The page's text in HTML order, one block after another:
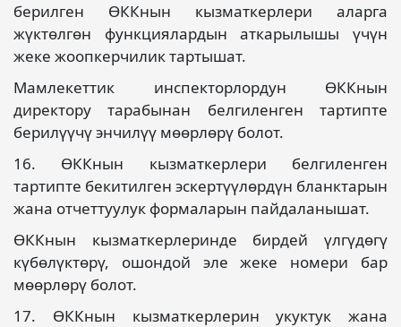
берилген ӨККнын кызматкерлери аларга
жүктөлгөн функциялардын аткарылышы үчүн
жеке жоопкерчилик тартышат.
Мамлекеттик инспекторлордун ӨККнын
директору тарабынан белгиленген тартипте
берилүүчү энчилүү мөөрлөрү болот.
16. ӨККнын кызматкерлери белгиленген
тартипте бекитилген эскертүүлөрдүн бланктарын
жана отчеттуулук формаларын пайдаланышат.
ӨККнын кызматкерлеринде бирдей үлгүдөгү
күбөлүктөрү, ошондой эле жеке номери бар
мөөрлөрү болот.
17. ӨККнын кызматкерлерин укуктук жана